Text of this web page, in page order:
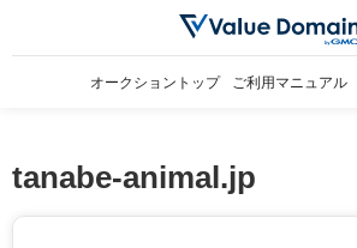
オークショントップ ご利用マニュアル
tanabe-animal.jp